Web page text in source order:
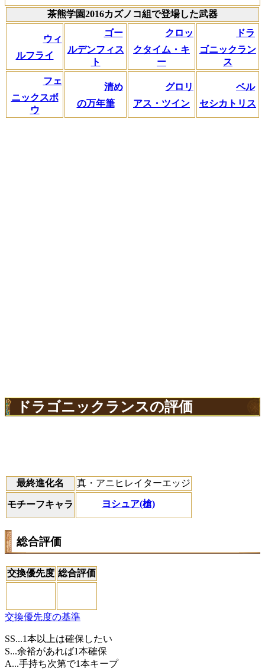
茶熊学園2016カズノコ組で登場した武器
ウィ
ルフライ
ゴー
ルデンフィス
ト
クロッ
クタイム・キ
ー
ドラ
ゴニックラン
ス
フェ
ニックスボ
ウ
清め
の万年筆
グロリ
アス・ツイン
ベル
セシカトリス
ドラゴニックランスの評価
最終進化名 真・アニヒレイターエッジ
モチーフキャラ ヨシュア(槍)
総合評価
交換優先度 総合評価
交換優先度の基準
SS...1本以上は確保したい
S...余裕があれば1本確保
A...手持ち次第で1本キープ